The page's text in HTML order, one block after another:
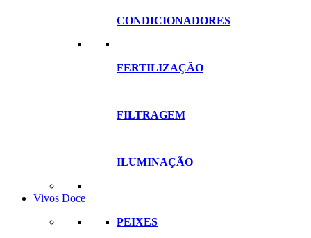
CONDICIONADORES
FERTILIZAÇÃO
FILTRAGEM
ILUMINAÇÃO
Vivos Doce
PEIXES